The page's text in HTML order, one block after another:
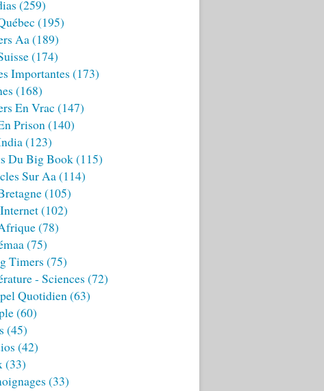
(259)
(195)
Aa(189)
(174)
Importantes (173)
(168)
En Vrac (147)
Prison(140)
(123)
Du Big Book(115)
Sur Aa(114)
(105)
(102)
(78)
(75)
Timers (75)
- Sciences (72)
Quotidien(63)
(60)
(45)
(42)
(33)
(33)